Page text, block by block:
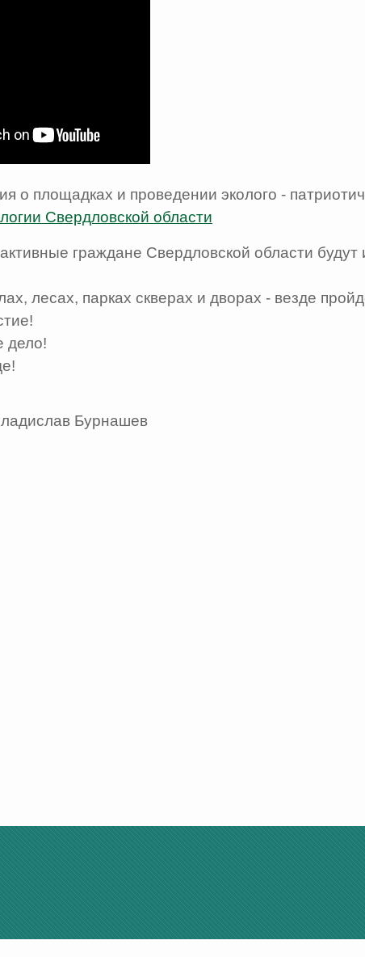
о площадках и проведении эколого -
Свердловской области
граждане Свердловской области
лесах, парках скверах и дворах - везде
дело!
Бурнашев